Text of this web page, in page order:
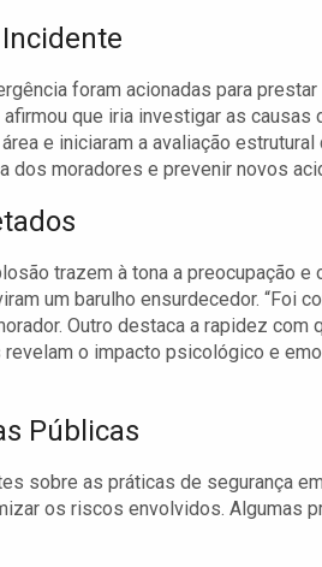
foram acionadas para
que iria investigar as causas
e iniciaram a avaliação
dos moradores e prevenir novos
trazem à tona a preocupação
um barulho ensurdecedor. “Foi
Outro destaca a rapidez com
o impacto psicológico e
Públicas
sobre as práticas de segurança
os riscos envolvidos. Algumas